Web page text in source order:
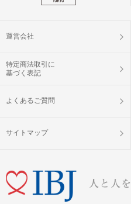
運営会社
特定商法取引に
基づく表記
よくあるご質問
サイトマップ